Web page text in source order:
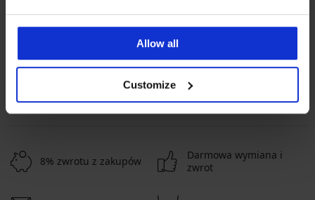
Allow all
Customize
różowy
Najczęściej wybierane rozmiary
8% zwrotu z zakupów
Darmowa wymiana i
zwrot